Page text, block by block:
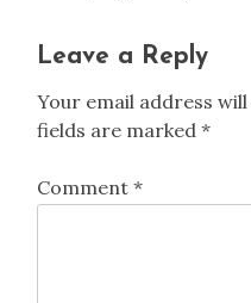
Leave a Reply
Your email address
fields are marked *
Comment *